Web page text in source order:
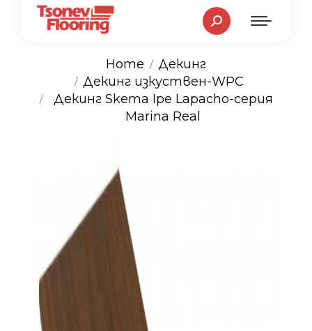
Search:
You are here:
Home
Декинг
Декинг изкуствен-WPC
Декинг Skema Ipe Lapacho-серия
Marina Real